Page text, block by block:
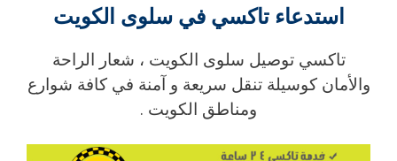
استدعاء تاكسي في سلوى الكويت
تاكسي توصيل سلوى الكويت ، شعار الراحة
والأمان كوسيلة تنقل سريعة و آمنة في كافة شوارع
ومناطق الكويت .